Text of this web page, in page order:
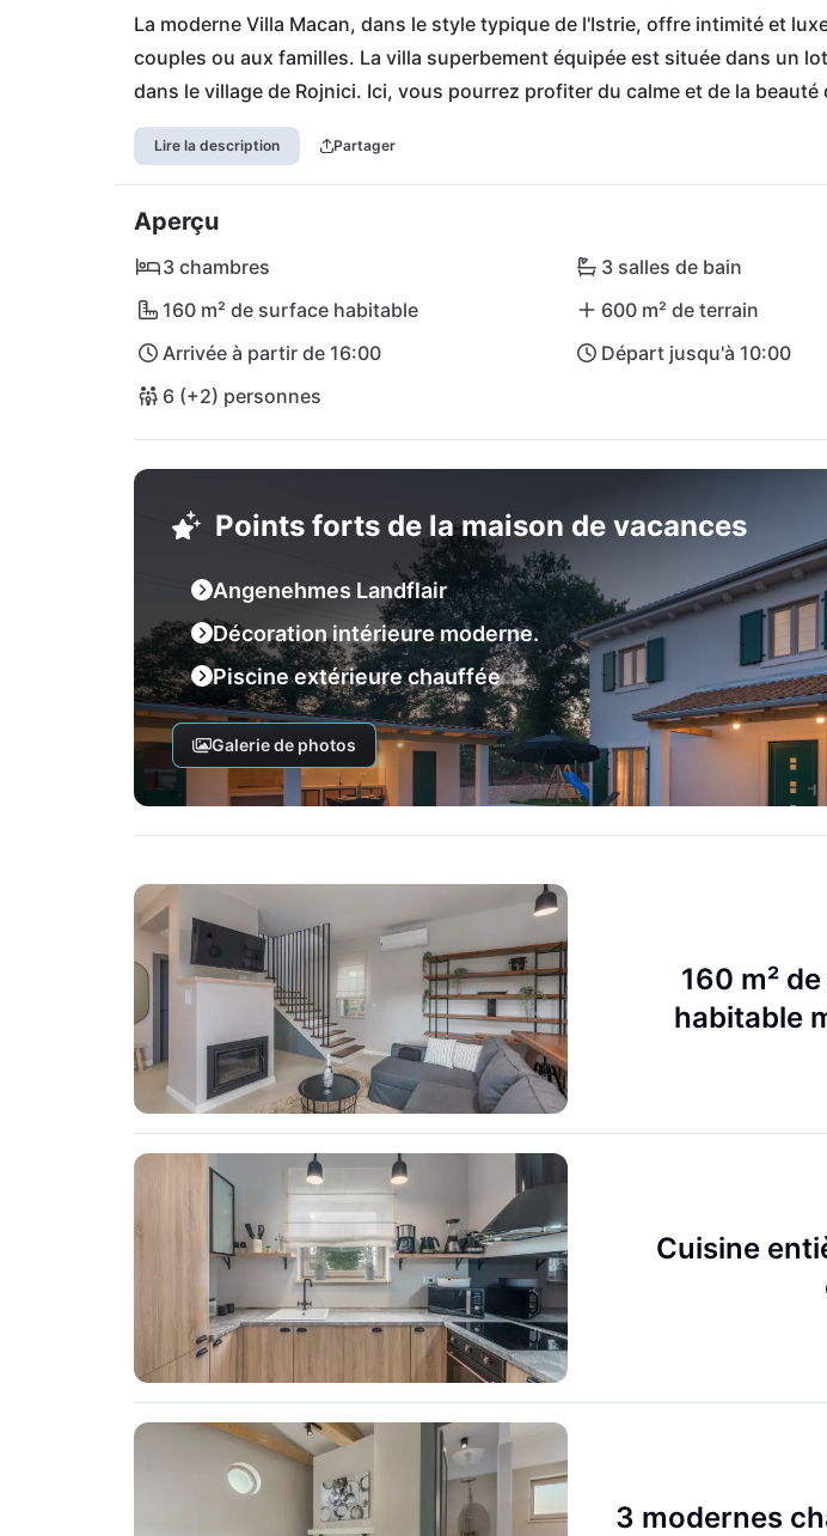
La moderne Villa Macan, dans le style typique de l'Istrie, offre intimité et
couples ou aux familles. La villa superbement équipée est située dans un
dans le village de Rojnici. Ici, vous pourrez profiter du calme et de la beauté
impressionnante de la région centrale de l'Istrie. En même temps, vous êtes
kilomètres des belles villes de Barban, Svetvincenat ou Zminj, que vous
rapidement en voiture. Ne manquez surtout pas une journée de plage sur
plages de la côte est de l'Istrie ! L'aéroport de Pula (PUY) se trouve à 30 km.
Lire la description Partager
Aperçu
3 chambres
3 salles de bain
160 m² de surface habitable
600 m² de terrain
Arrivée à partir de 16:00
Départ jusqu'à 10:00
6 (+2) personnes
Points forts de la maison de vacances
Angenehmes Landflair
Décoration intérieure moderne.
Piscine extérieure chauffée
Galerie de photos
160 m²
habitable
Cuisine
3 modernes